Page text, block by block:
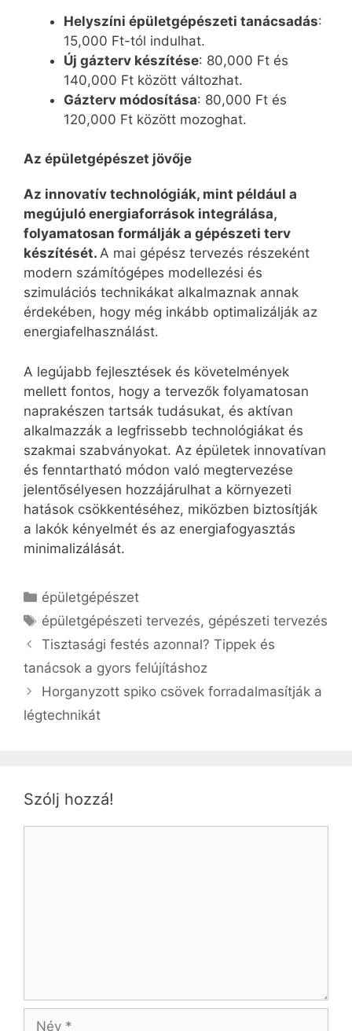
Helyszíni épületgépészeti tanácsadás:
15,000 Ft-tól indulhat.
Új gázterv készítése: 80,000 Ft és
140,000 Ft között változhat.
Gázterv módosítása: 80,000 Ft és
120,000 Ft között mozoghat.
Az épületgépészet jövője
Az innovatív technológiák, mint például a
megújuló energiaforrások integrálása,
folyamatosan formálják a gépészeti terv
készítését. A mai gépész tervezés részeként
modern számítógépes modellezési és
szimulációs technikákat alkalmaznak annak
érdekében, hogy még inkább optimalizálják az
energiafelhasználást.
A legújabb fejlesztések és követelmények
mellett fontos, hogy a tervezők folyamatosan
naprakészen tartsák tudásukat, és aktívan
alkalmazzák a legfrissebb technológiákat és
szakmai szabványokat. Az épületek innovatívan
és fenntartható módon való megtervezése
jelentősélyesen hozzájárulhat a környezeti
hatások csökkentéséhez, miközben biztosítják
a lakók kényelmét és az energiafogyasztás
minimalizálását.
Kategória
épületgépészet
Címkék
épületgépészeti tervezés, gépészeti tervezés
Tisztasági festés azonnal? Tippek és
tanácsok a gyors felújításhoz
Horganyzott spiko csövek forradalmasítják a
légtechnikát
Szólj hozzá!